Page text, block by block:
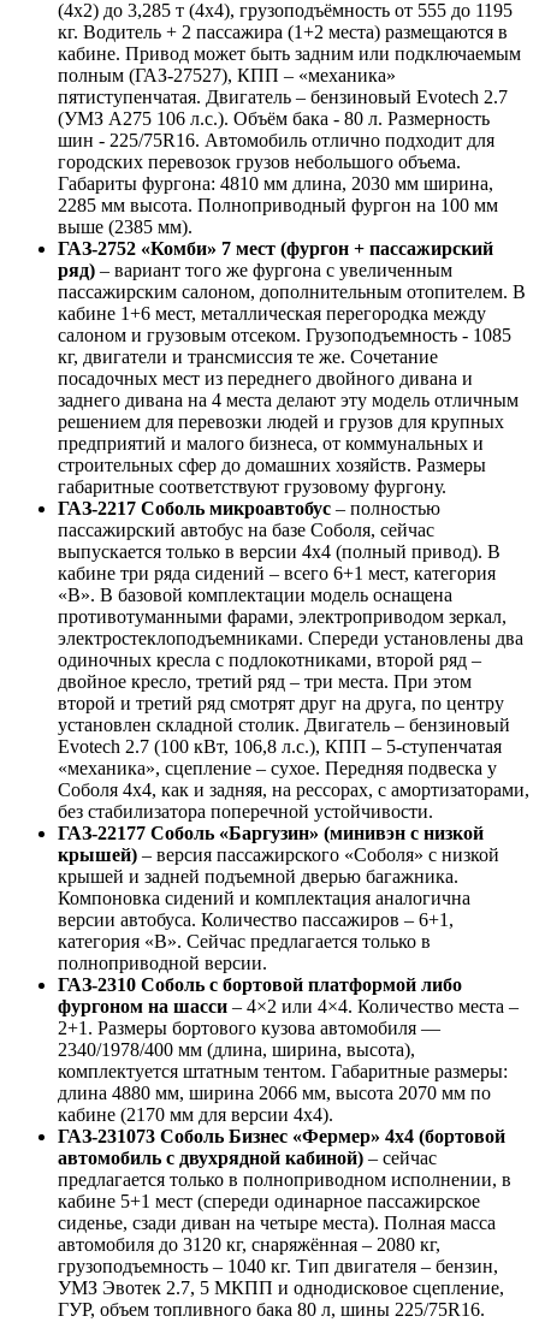
(4х2) до 3,285 т (4х4), грузоподъёмность от 555 до 1195
кг. Водитель + 2 пассажира (1+2 места) размещаются в
кабине. Привод может быть задним или подключаемым
полным (ГАЗ-27527), КПП – «механика»
пятиступенчатая. Двигатель – бензиновый Evotech 2.7
(УМЗ А275 106 л.с.). Объём бака - 80 л. Размерность
шин - 225/75R16. Автомобиль отлично подходит для
городских перевозок грузов небольшого объема.
Габариты фургона: 4810 мм длина, 2030 мм ширина,
2285 мм высота. Полноприводный фургон на 100 мм
выше (2385 мм).
ГАЗ-2752 «Комби» 7 мест (фургон + пассажирский
ряд) – вариант того же фургона с увеличенным
пассажирским салоном, дополнительным отопителем. В
кабине 1+6 мест, металлическая перегородка между
салоном и грузовым отсеком. Грузоподъемность - 1085
кг, двигатели и трансмиссия те же. Сочетание
посадочных мест из переднего двойного дивана и
заднего дивана на 4 места делают эту модель отличным
решением для перевозки людей и грузов для крупных
предприятий и малого бизнеса, от коммунальных и
строительных сфер до домашних хозяйств. Размеры
габаритные соответствуют грузовому фургону.
ГАЗ-2217 Соболь микроавтобус – полностью
пассажирский автобус на базе Соболя, сейчас
выпускается только в версии 4х4 (полный привод). В
кабине три ряда сидений – всего 6+1 мест, категория
«B». В базовой комплектации модель оснащена
противотуманными фарами, электроприводом зеркал,
электростеклоподъемниками. Спереди установлены два
одиночных кресла с подлокотниками, второй ряд –
двойное кресло, третий ряд – три места. При этом
второй и третий ряд смотрят друг на друга, по центру
установлен складной столик. Двигатель – бензиновый
Evotech 2.7 (100 кВт, 106,8 л.с.), КПП – 5-ступенчатая
«механика», сцепление – сухое. Передняя подвеска у
Соболя 4х4, как и задняя, на рессорах, с амортизаторами,
без стабилизатора поперечной устойчивости.
ГАЗ-22177 Соболь «Баргузин» (минивэн с низкой
крышей) – версия пассажирского «Соболя» с низкой
крышей и задней подъемной дверью багажника.
Компоновка сидений и комплектация аналогична
версии автобуса. Количество пассажиров – 6+1,
категория «B». Сейчас предлагается только в
полноприводной версии.
ГАЗ-2310 Соболь с бортовой платформой либо
фургоном на шасси – 4×2 или 4×4. Количество места –
2+1. Размеры бортового кузова автомобиля —
2340/1978/400 мм (длина, ширина, высота),
комплектуется штатным тентом. Габаритные размеры:
длина 4880 мм, ширина 2066 мм, высота 2070 мм по
кабине (2170 мм для версии 4х4).
ГАЗ-231073 Соболь Бизнес «Фермер» 4х4 (бортовой
автомобиль с двухрядной кабиной) – сейчас
предлагается только в полноприводном исполнении, в
кабине 5+1 мест (спереди одинарное пассажирское
сиденье, сзади диван на четыре места). Полная масса
автомобиля до 3120 кг, снаряжённая – 2080 кг,
грузоподъемность – 1040 кг. Тип двигателя – бензин,
УМЗ Эвотек 2.7, 5 МКПП и однодисковое сцепление,
ГУР, объем топливного бака 80 л, шины 225/75R16.